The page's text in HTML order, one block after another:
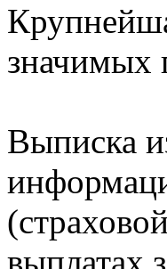
значимых
Выписка
выплатах